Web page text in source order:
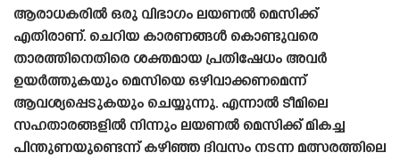
ആരാധകരിൽ ഒരു വിഭാഗം ലയണൽ മെസിക്ക്
എതിരാണ്. ചെറിയ കാരണങ്ങൾ കൊണ്ടുവരെ
താരത്തിനെതിരെ ശക്തമായ പ്രതിഷേധം അവർ
ഉയർത്തുകയും മെസിയെ ഒഴിവാക്കണമെന്ന്
ആവശ്യപ്പെടുകയും ചെയ്യുന്നു. എന്നാൽ ടീമിലെ
സഹതാരങ്ങളിൽ നിന്നും ലയണൽ മെസിക്ക് മികച്ച
പിന്തുണയുണ്ടെന്ന് കഴിഞ്ഞ ദിവസം നടന്ന മത്സരത്തിലെ